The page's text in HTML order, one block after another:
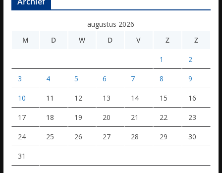
augustus 2026
M
D W D V Z Z
1 2
3 4 5 6 7 8 9
10 11 12 13 14 15 16
17 18 19 20 21 22 23
24 25 26 27 28 29 30
31